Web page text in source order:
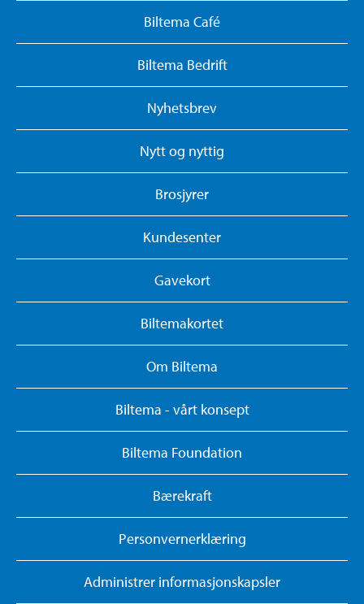
Biltema Café
Biltema Bedrift
Nyhetsbrev
Nytt og nyttig
Brosjyrer
Kundesenter
Gavekort
Biltemakortet
Om Biltema
Biltema - vårt konsept
Biltema Foundation
Bærekraft
Personvernerklæring
Administrer informasjonskapsler